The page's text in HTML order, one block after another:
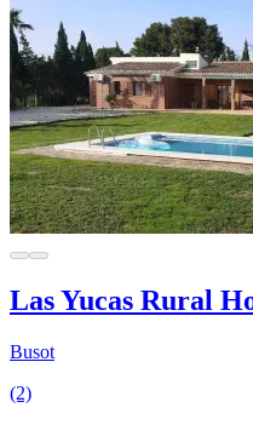
Las Yucas Rural
Busot
(2)